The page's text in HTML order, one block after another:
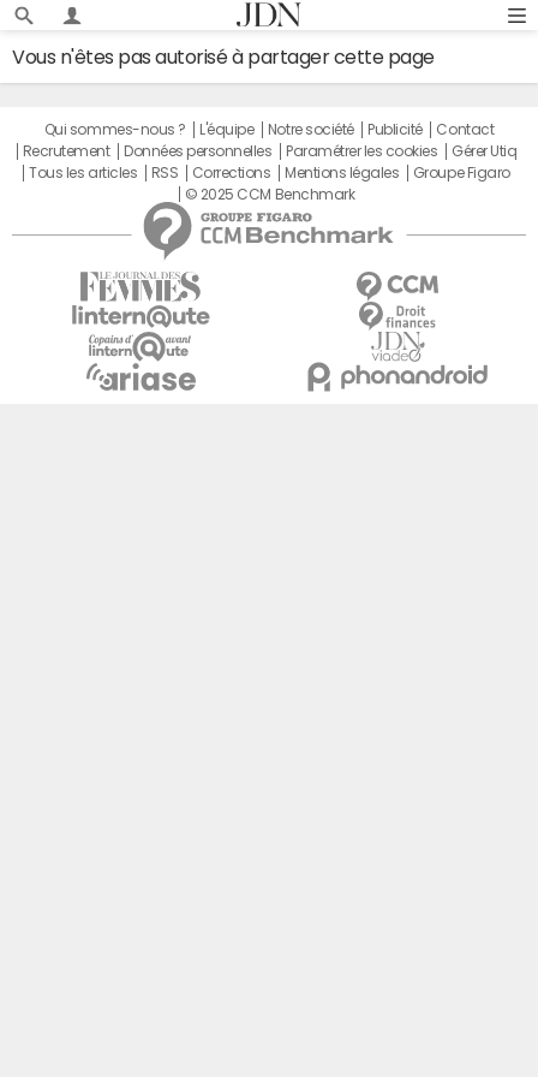
Vous n'êtes pas autorisé à partager cette page
Qui sommes-nous ? L'équipe Notre société Publicité
Contact
Recrutement
Données personnelles Paramétrer les cookies
Gérer Utiq
Tous les articles
RSS Corrections Mentions légales
Groupe Figaro
© 2025 CCM Benchmark